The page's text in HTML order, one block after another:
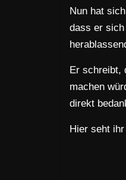
Nun hat
dass er
Er schreibt,
machen
direkt
Hier seht